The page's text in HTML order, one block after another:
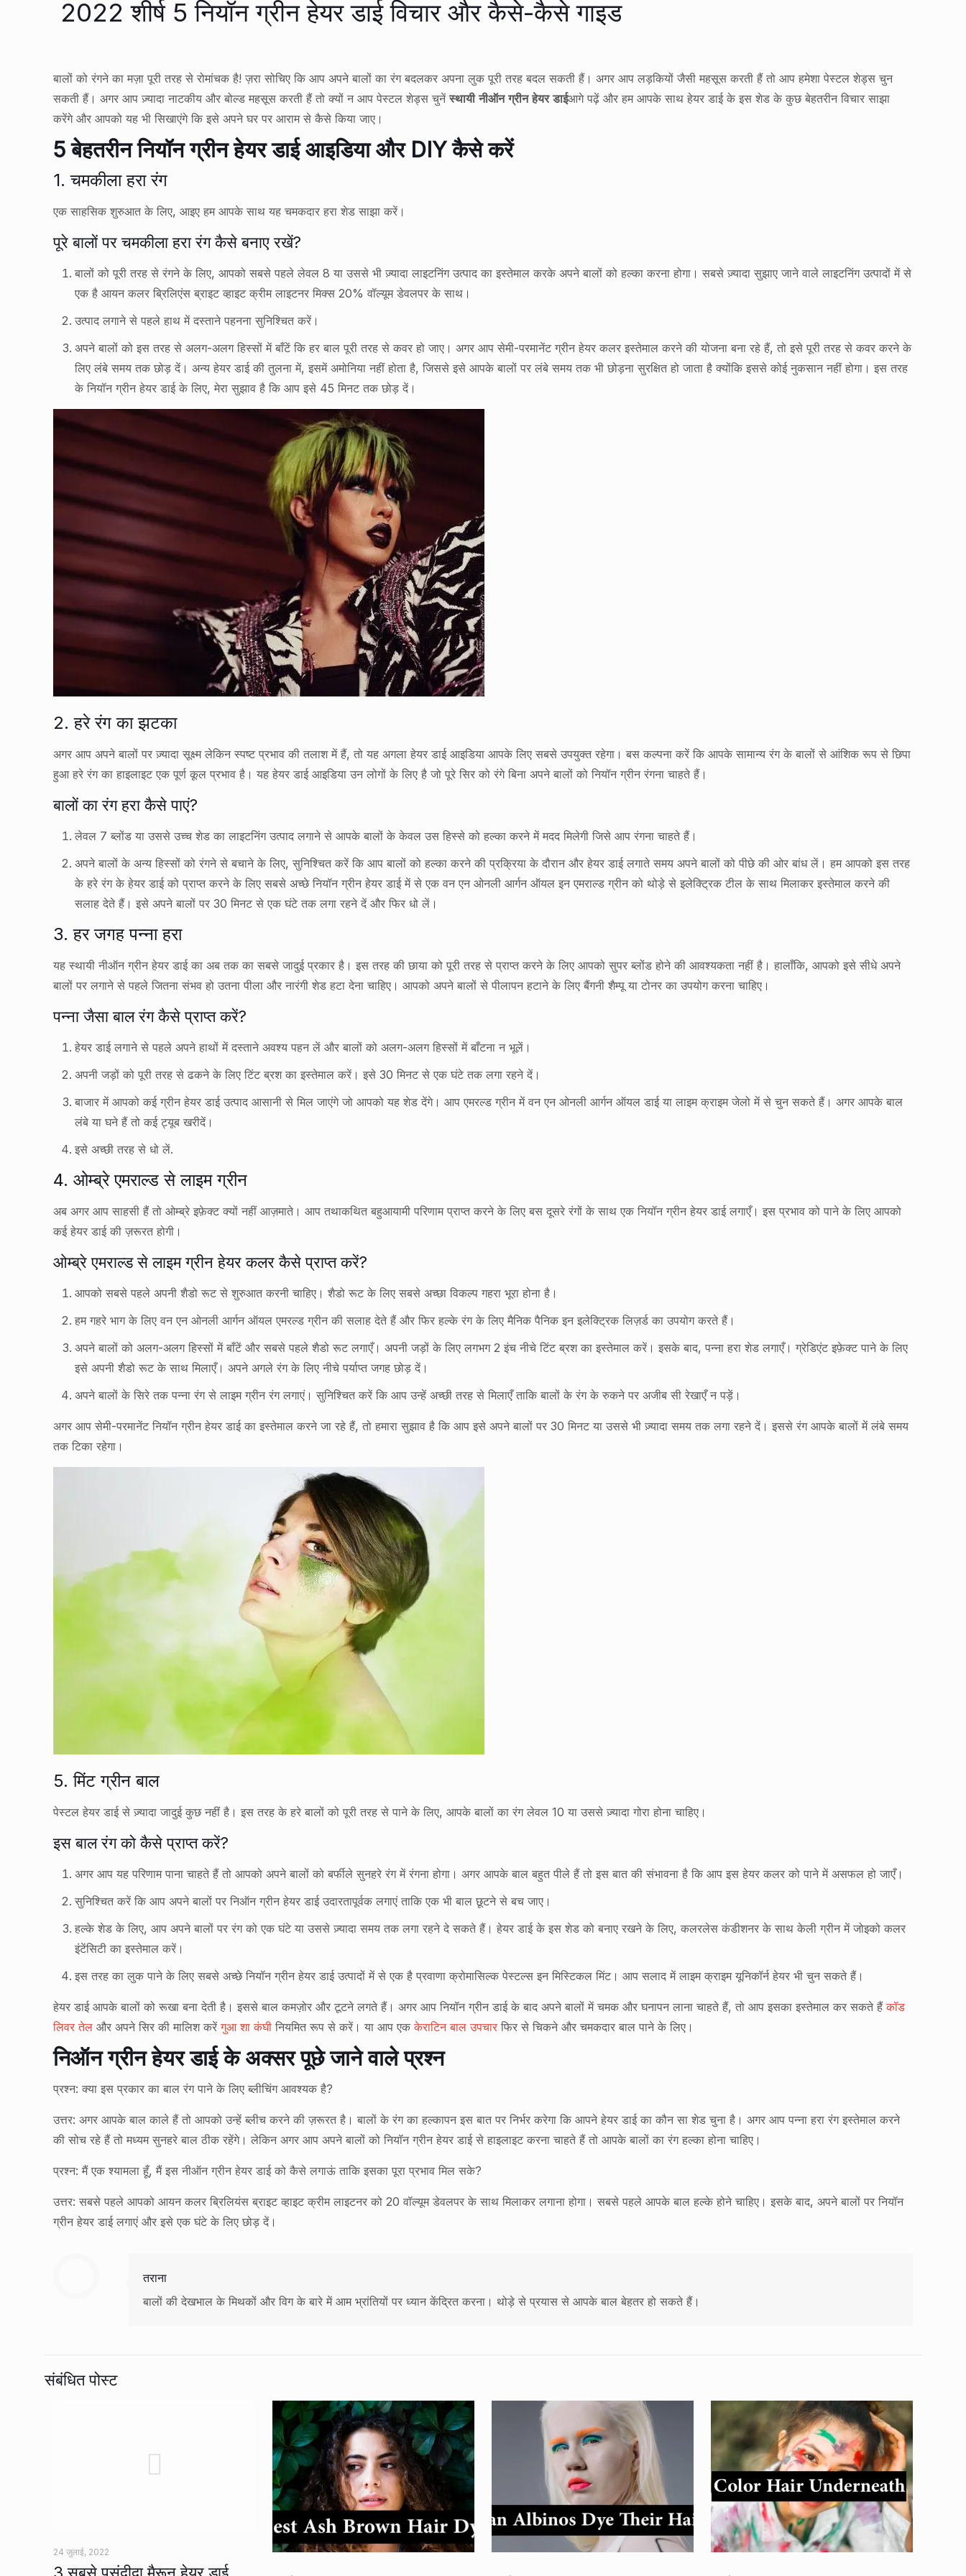
2022 शीर्ष 5 नियॉन ग्रीन हेयर डाई विचार और कैसे-कैसे गाइड
बालों को रंगने का मज़ा पूरी तरह से रोमांचक है! ज़रा सोचिए कि आप अपने बालों का रंग बदलकर अपना लुक पूरी तरह बदल सकती हैं। अगर आप लड़कियों जैसी महसूस करती हैं तो आप हमेशा पेस्टल शेड्स चुन
सकती हैं। अगर आप ज़्यादा नाटकीय और बोल्ड महसूस करती हैं तो क्यों न आप पेस्टल शेड्स चुनेंस्थायी नीऑन ग्रीन हेयर डाईआगे पढ़ें और हम आपके साथ हेयर डाई के इस शेड के कुछ बेहतरीन विचार साझा
करेंगे और आपको यह भी सिखाएंगे कि इसे अपने घर पर आराम से कैसे किया जाए।
5 बेहतरीन नियॉन ग्रीन हेयर डाई आइडिया और DIY कैसे करें
1. चमकीला हरा रंग
एक साहसिक शुरुआत के लिए, आइए हम आपके साथ यह चमकदार हरा शेड साझा करें।
पूरे बालों पर चमकीला हरा रंग कैसे बनाए रखें?
बालों को पूरी तरह से रंगने के लिए, आपको सबसे पहले लेवल 8 या उससे भी ज़्यादा लाइटनिंग उत्पाद का इस्तेमाल करके अपने बालों को हल्का करना होगा। सबसे ज़्यादा सुझाए जाने वाले लाइटनिंग उत्पादों में से
एक है आयन कलर ब्रिलिएंस ब्राइट व्हाइट क्रीम लाइटनर मिक्स 20% वॉल्यूम डेवलपर के साथ।
उत्पाद लगाने से पहले हाथ में दस्ताने पहनना सुनिश्चित करें।
अपने बालों को इस तरह से अलग-अलग हिस्सों में बाँटें कि हर बाल पूरी तरह से कवर हो जाए। अगर आप सेमी-परमानेंट ग्रीन हेयर कलर इस्तेमाल करने की योजना बना रहे हैं, तो इसे पूरी तरह से कवर करने के
लिए लंबे समय तक छोड़ दें। अन्य हेयर डाई की तुलना में, इसमें अमोनिया नहीं होता है, जिससे इसे आपके बालों पर लंबे समय तक भी छोड़ना सुरक्षित हो जाता है क्योंकि इससे कोई नुकसान नहीं होगा। इस तरह
के नियॉन ग्रीन हेयर डाई के लिए, मेरा सुझाव है कि आप इसे 45 मिनट तक छोड़ दें।
2. हरे रंग का झटका
अगर आप अपने बालों पर ज़्यादा सूक्ष्म लेकिन स्पष्ट प्रभाव की तलाश में हैं, तो यह अगला हेयर डाई आइडिया आपके लिए सबसे उपयुक्त रहेगा। बस कल्पना करें कि आपके सामान्य रंग के बालों से आंशिक रूप से छिपा
हुआ हरे रंग का हाइलाइट एक पूर्ण कूल प्रभाव है। यह हेयर डाई आइडिया उन लोगों के लिए है जो पूरे सिर को रंगे बिना अपने बालों को नियॉन ग्रीन रंगना चाहते हैं।
बालों का रंग हरा कैसे पाएं?
लेवल 7 ब्लोंड या उससे उच्च शेड का लाइटनिंग उत्पाद लगाने से आपके बालों के केवल उस हिस्से को हल्का करने में मदद मिलेगी जिसे आप रंगना चाहते हैं।
अपने बालों के अन्य हिस्सों को रंगने से बचाने के लिए, सुनिश्चित करें कि आप बालों को हल्का करने की प्रक्रिया के दौरान और हेयर डाई लगाते समय अपने बालों को पीछे की ओर बांध लें। हम आपको इस तरह
के हरे रंग के हेयर डाई को प्राप्त करने के लिए सबसे अच्छे नियॉन ग्रीन हेयर डाई में से एक वन एन ओनली आर्गन ऑयल इन एमराल्ड ग्रीन को थोड़े से इलेक्ट्रिक टील के साथ मिलाकर इस्तेमाल करने की
सलाह देते हैं। इसे अपने बालों पर 30 मिनट से एक घंटे तक लगा रहने दें और फिर धो लें।
3. हर जगह पन्ना हरा
यह स्थायी नीऑन ग्रीन हेयर डाई का अब तक का सबसे जादुई प्रकार है। इस तरह की छाया को पूरी तरह से प्राप्त करने के लिए आपको सुपर ब्लोंड होने की आवश्यकता नहीं है। हालाँकि, आपको इसे सीधे अपने
बालों पर लगाने से पहले जितना संभव हो उतना पीला और नारंगी शेड हटा देना चाहिए। आपको अपने बालों से पीलापन हटाने के लिए बैंगनी शैम्पू या टोनर का उपयोग करना चाहिए।
पन्ना जैसा बाल रंग कैसे प्राप्त करें?
हेयर डाई लगाने से पहले अपने हाथों में दस्ताने अवश्य पहन लें और बालों को अलग-अलग हिस्सों में बाँटना न भूलें।
अपनी जड़ों को पूरी तरह से ढकने के लिए टिंट ब्रश का इस्तेमाल करें। इसे 30 मिनट से एक घंटे तक लगा रहने दें।
बाजार में आपको कई ग्रीन हेयर डाई उत्पाद आसानी से मिल जाएंगे जो आपको यह शेड देंगे। आप एमरल्ड ग्रीन में वन एन ओनली आर्गन ऑयल डाई या लाइम क्राइम जेलो में से चुन सकते हैं। अगर आपके बाल
लंबे या घने हैं तो कई ट्यूब खरीदें।
इसे अच्छी तरह से धो लें.
4. ओम्ब्रे एमराल्ड से लाइम ग्रीन
अब अगर आप साहसी हैं तो ओम्ब्रे इफ़ेक्ट क्यों नहीं आज़माते। आप तथाकथित बहुआयामी परिणाम प्राप्त करने के लिए बस दूसरे रंगों के साथ एक नियॉन ग्रीन हेयर डाई लगाएँ। इस प्रभाव को पाने के लिए आपको
कई हेयर डाई की ज़रूरत होगी।
ओम्ब्रे एमराल्ड से लाइम ग्रीन हेयर कलर कैसे प्राप्त करें?
आपको सबसे पहले अपनी शैडो रूट से शुरुआत करनी चाहिए। शैडो रूट के लिए सबसे अच्छा विकल्प गहरा भूरा होना है।
हम गहरे भाग के लिए वन एन ओनली आर्गन ऑयल एमरल्ड ग्रीन की सलाह देते हैं और फिर हल्के रंग के लिए मैनिक पैनिक इन इलेक्ट्रिक लिज़र्ड का उपयोग करते हैं।
अपने बालों को अलग-अलग हिस्सों में बाँटें और सबसे पहले शैडो रूट लगाएँ। अपनी जड़ों के लिए लगभग 2 इंच नीचे टिंट ब्रश का इस्तेमाल करें। इसके बाद, पन्ना हरा शेड लगाएँ। ग्रेडिएंट इफ़ेक्ट पाने के लिए
इसे अपनी शैडो रूट के साथ मिलाएँ। अपने अगले रंग के लिए नीचे पर्याप्त जगह छोड़ दें।
अपने बालों के सिरे तक पन्ना रंग से लाइम ग्रीन रंग लगाएं। सुनिश्चित करें कि आप उन्हें अच्छी तरह से मिलाएँ ताकि बालों के रंग के रुकने पर अजीब सी रेखाएँ न पड़ें।
अगर आप सेमी-परमानेंट नियॉन ग्रीन हेयर डाई का इस्तेमाल करने जा रहे हैं, तो हमारा सुझाव है कि आप इसे अपने बालों पर 30 मिनट या उससे भी ज़्यादा समय तक लगा रहने दें। इससे रंग आपके बालों में लंबे समय
तक टिका रहेगा।
5. मिंट ग्रीन बाल
पेस्टल हेयर डाई से ज़्यादा जादुई कुछ नहीं है। इस तरह के हरे बालों को पूरी तरह से पाने के लिए, आपके बालों का रंग लेवल 10 या उससे ज़्यादा गोरा होना चाहिए।
इस बाल रंग को कैसे प्राप्त करें?
अगर आप यह परिणाम पाना चाहते हैं तो आपको अपने बालों को बर्फीले सुनहरे रंग में रंगना होगा। अगर आपके बाल बहुत पीले हैं तो इस बात की संभावना है कि आप इस हेयर कलर को पाने में असफल हो जाएँ।
सुनिश्चित करें कि आप अपने बालों पर निऑन ग्रीन हेयर डाई उदारतापूर्वक लगाएं ताकि एक भी बाल छूटने से बच जाए।
हल्के शेड के लिए, आप अपने बालों पर रंग को एक घंटे या उससे ज़्यादा समय तक लगा रहने दे सकते हैं। हेयर डाई के इस शेड को बनाए रखने के लिए, कलरलेस कंडीशनर के साथ केली ग्रीन में जोइको कलर
इंटेंसिटी का इस्तेमाल करें।
इस तरह का लुक पाने के लिए सबसे अच्छे नियॉन ग्रीन हेयर डाई उत्पादों में से एक है प्रवाणा क्रोमासिल्क पेस्टल्स इन मिस्टिकल मिंट। आप सलाद में लाइम क्राइम यूनिकॉर्न हेयर भी चुन सकते हैं।
हेयर डाई आपके बालों को रूखा बना देती है। इससे बाल कमज़ोर और टूटने लगते हैं। अगर आप नियॉन ग्रीन डाई के बाद अपने बालों में चमक और घनापन लाना चाहते हैं, तो आप इसका इस्तेमाल कर सकते हैंकॉड
लिवर तेल और अपने सिर की मालिश करेंगुआ शा कंघी नियमित रूप से करें। या आप एककेराटिन बाल उपचार फिर से चिकने और चमकदार बाल पाने के लिए।
निऑन ग्रीन हेयर डाई के अक्सर पूछे जाने वाले प्रश्न
प्रश्न: क्या इस प्रकार का बाल रंग पाने के लिए ब्लीचिंग आवश्यक है?
उत्तर: अगर आपके बाल काले हैं तो आपको उन्हें ब्लीच करने की ज़रूरत है। बालों के रंग का हल्कापन इस बात पर निर्भर करेगा कि आपने हेयर डाई का कौन सा शेड चुना है। अगर आप पन्ना हरा रंग इस्तेमाल करने
की सोच रहे हैं तो मध्यम सुनहरे बाल ठीक रहेंगे। लेकिन अगर आप अपने बालों को नियॉन ग्रीन हेयर डाई से हाइलाइट करना चाहते हैं तो आपके बालों का रंग हल्का होना चाहिए।
प्रश्न: मैं एक श्यामला हूँ, मैं इस नीऑन ग्रीन हेयर डाई को कैसे लगाऊं ताकि इसका पूरा प्रभाव मिल सके?
उत्तर: सबसे पहले आपको आयन कलर ब्रिलियंस ब्राइट व्हाइट क्रीम लाइटनर को 20 वॉल्यूम डेवलपर के साथ मिलाकर लगाना होगा। सबसे पहले आपके बाल हल्के होने चाहिए। इसके बाद, अपने बालों पर नियॉन
ग्रीन हेयर डाई लगाएं और इसे एक घंटे के लिए छोड़ दें।
तराना
बालों की देखभाल के मिथकों और विग के बारे में आम भ्रांतियों पर ध्यान केंद्रित करना। थोड़े से प्रयास से आपके बाल बेहतर हो सकते हैं।
संबंधित पोस्ट
24 जुलाई, 2022